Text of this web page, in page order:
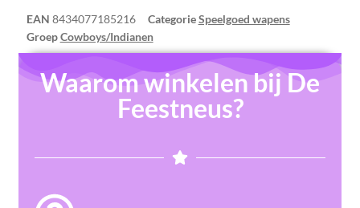
EAN 8434077185216 CategorieSpeelgoed wapens
GroepCowboys/Indianen
Waarom winkelen bij De
Feestneus?